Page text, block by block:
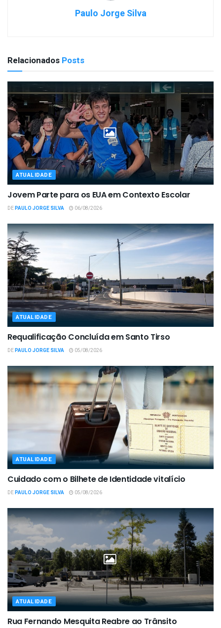
Paulo Jorge Silva
Relacionados Posts
ATUALIDADE
Jovem Parte para os EUA em Contexto Escolar
DEPAULO JORGE SILVA 06/08/2026
ATUALIDADE
Requalificação Concluída em Santo Tirso
DEPAULO JORGE SILVA 05/08/2026
ATUALIDADE
Cuidado com o Bilhete de Identidade vitalício
DEPAULO JORGE SILVA 05/08/2026
ATUALIDADE
Rua Fernando Mesquita Reabre ao Trânsito